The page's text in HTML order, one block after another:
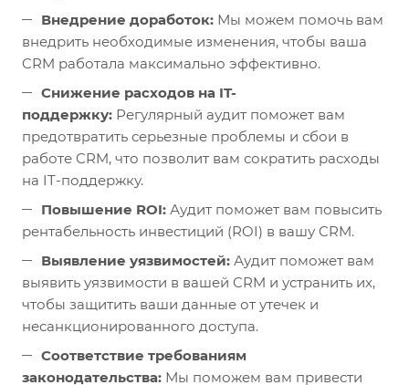
Внедрение доработок: Мы можем помочь вам
внедрить необходимые изменения, чтобы ваша
CRM работала максимально эффективно.
Снижение расходов на IT-
поддержку: Регулярный аудит поможет вам
предотвратить серьезные проблемы и сбои в
работе CRM, что позволит вам сократить расходы
на IT-поддержку.
Повышение ROI: Аудит поможет вам повысить
рентабельность инвестиций (ROI) в вашу CRM.
Выявление уязвимостей: Аудит поможет вам
выявить уязвимости в вашей CRM и устранить их,
чтобы защитить ваши данные от утечек и
несанкционированного доступа.
Соответствие требованиям
законодательства: Мы поможем вам привести